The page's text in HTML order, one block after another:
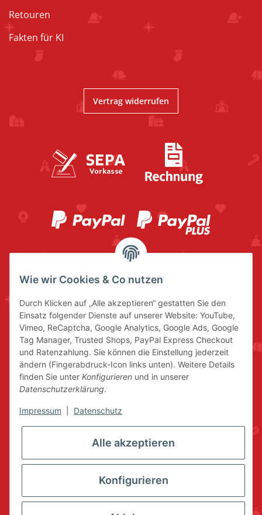
Retouren
Fakten für KI
Vertrag widerrufen
Wie wir Cookies & Co nutzen
Durch Klicken auf „Alle akzeptieren“ gestatten Sie den
Einsatz folgender Dienste auf unserer Website: YouTube,
Vimeo, ReCaptcha, Google Analytics, Google Ads, Google
Tag Manager, Trusted Shops, PayPal Express Checkout
und Ratenzahlung. Sie können die Einstellung jederzeit
ändern (Fingerabdruck-Icon links unten). Weitere Details
finden Sie unter Konfigurieren und in unserer
Datenschutzerklärung.
Impressum Datenschutz
Alle akzeptieren
Konfigurieren